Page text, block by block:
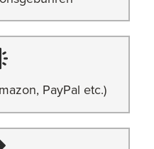
PayPal etc.)